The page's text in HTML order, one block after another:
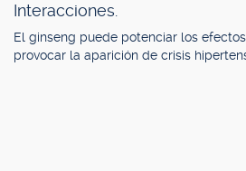
Interacciones.
El ginseng puede potenciar los
provocar la aparición de crisis